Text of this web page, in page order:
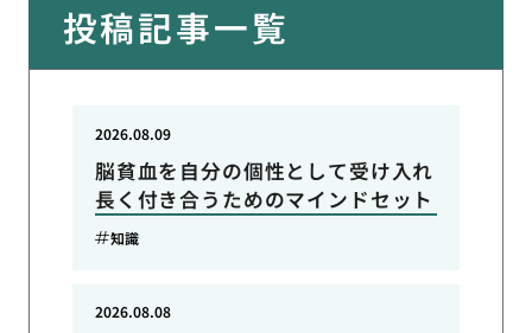
投稿記事一覧
脳貧血を自分の個性として受け入れ
長く付き合うためのマインドセット
2026.08.09
知識
2026.08.08